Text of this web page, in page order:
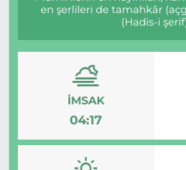
en şerlileri de tamahkâr
(Hadis-i
İMSAK
04:17